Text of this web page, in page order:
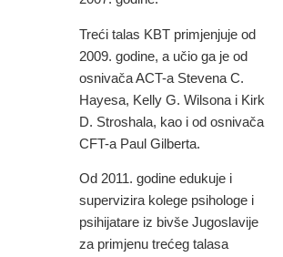
Treći talas KBT primjenjuje od
2009. godine, a učio ga je od
osnivača ACT-a Stevena C.
Hayesa, Kelly G. Wilsona i Kirk
D. Stroshala, kao i od osnivača
CFT-a Paul Gilberta.
Od 2011. godine edukuje i
supervizira kolege psihologe i
psihijatare iz bivše Jugoslavije
za primjenu trećeg talasa